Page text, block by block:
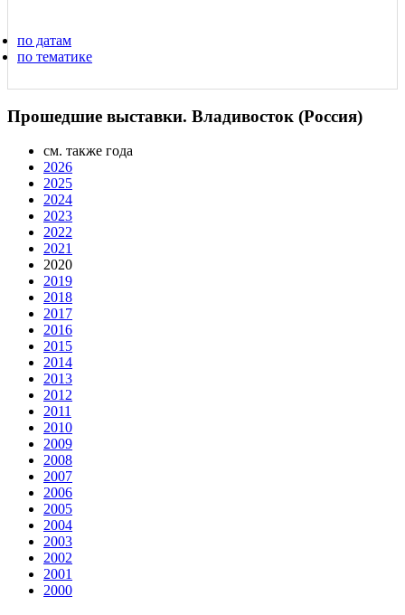
по датам
по тематике
Прошедшие выставки. Владивосток (Россия)
см. также года
2026
2025
2024
2023
2022
2021
2020
2019
2018
2017
2016
2015
2014
2013
2012
2011
2010
2009
2008
2007
2006
2005
2004
2003
2002
2001
2000